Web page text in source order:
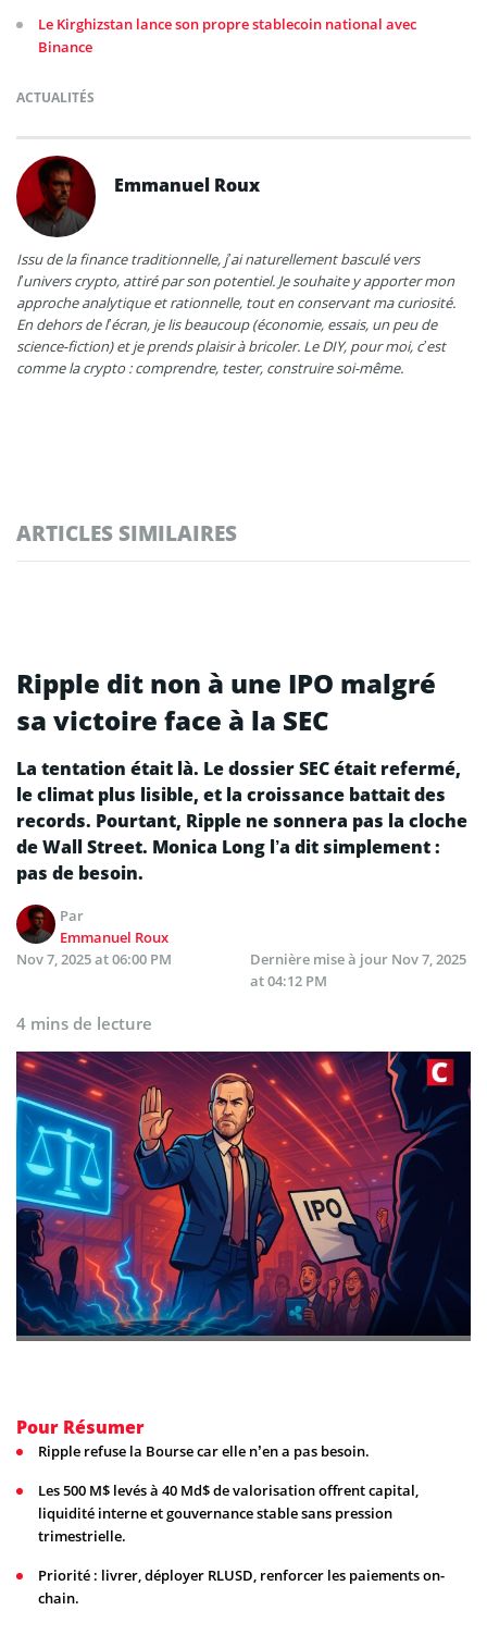
Le Kirghizstan lance son propre stablecoin national avec
Binance
ACTUALITÉS
Emmanuel Roux
Issu de la finance traditionnelle, j’ai naturellement basculé vers
l’univers crypto, attiré par son potentiel. Je souhaite y apporter mon
approche analytique et rationnelle, tout en conservant ma curiosité.
En dehors de l’écran, je lis beaucoup (économie, essais, un peu de
science-fiction) et je prends plaisir à bricoler. Le DIY, pour moi, c’est
comme la crypto : comprendre, tester, construire soi-même.
ARTICLES SIMILAIRES
Ripple dit non à une IPO malgré
sa victoire face à la SEC
La tentation était là. Le dossier SEC était refermé,
le climat plus lisible, et la croissance battait des
records. Pourtant, Ripple ne sonnera pas la cloche
de Wall Street. Monica Long l’a dit simplement :
pas de besoin.
Par
Emmanuel Roux
Nov 7, 2025 at 06:00 PM
Dernière mise à jour Nov 7, 2025
at 04:12 PM
4 mins de lecture
Pour Résumer
Ripple refuse la Bourse car elle n’en a pas besoin.
Les 500 M$ levés à 40 Md$ de valorisation offrent capital,
liquidité interne et gouvernance stable sans pression
trimestrielle.
Priorité : livrer, déployer RLUSD, renforcer les paiements on-
chain.